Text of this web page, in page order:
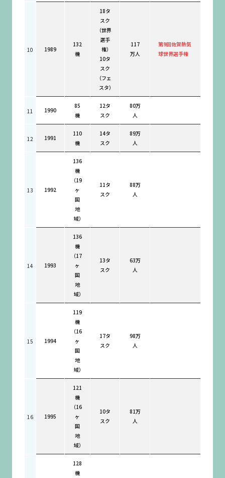
10 1989
132
機
18タ
スク
（世界
選手
権）
10タ
スク
（フェ
スタ）
117
万人
第9回佐賀熱気
球世界選手権
11 1990
85
機
12タ
スク
80万
人
12 1991
110
機
14タ
スク
89万
人
13 1992
136
機
（19
ヶ
国
地
域）
11タ
スク
88万
人
14 1993
136
機
（17
ヶ
国
地
域）
13タ
スク
63万
人
15 1994
119
機
（16
ヶ
国
地
域）
17タ
スク
98万
人
16 1995
121
機
（16
ヶ
国
地
域）
10タ
スク
81万
人
128
機